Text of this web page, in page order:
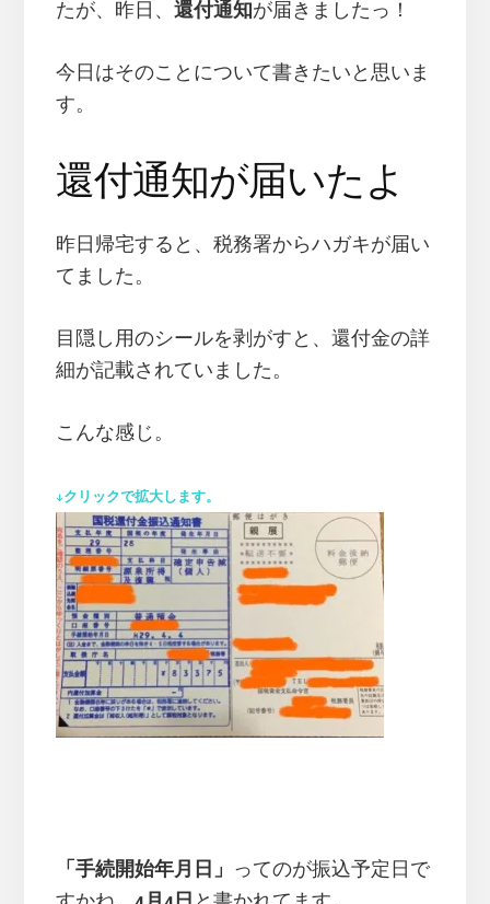
たが、昨日、 還付通知 が届きましたっ！
今日はそのことについて書きたいと思いま
す。
還付通知が届いたよ
昨日帰宅すると、税務署からハガキが届い
てました。
目隠し用のシールを剥がすと、還付金の詳
細が記載されていました。
こんな感じ。
↓クリックで拡大します。
「手続開始年月日」
ってのが振込予定日で